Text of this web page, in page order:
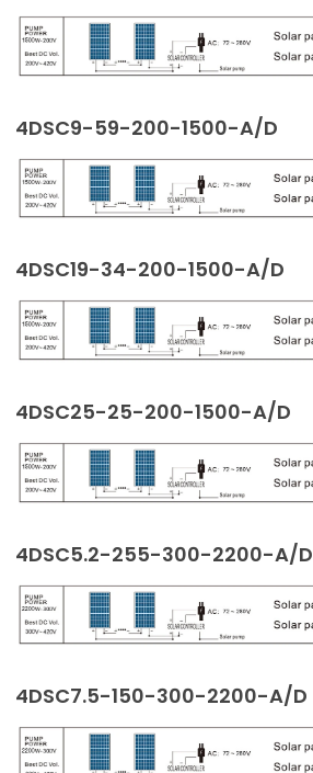
4DSC9-59-200-1500-A/D
4DSC19-34-200-1500-A/D
4DSC25-25-200-1500-A/D
4DSC5.2-255-300-2200-A/D
4DSC7.5-150-300-2200-A/D